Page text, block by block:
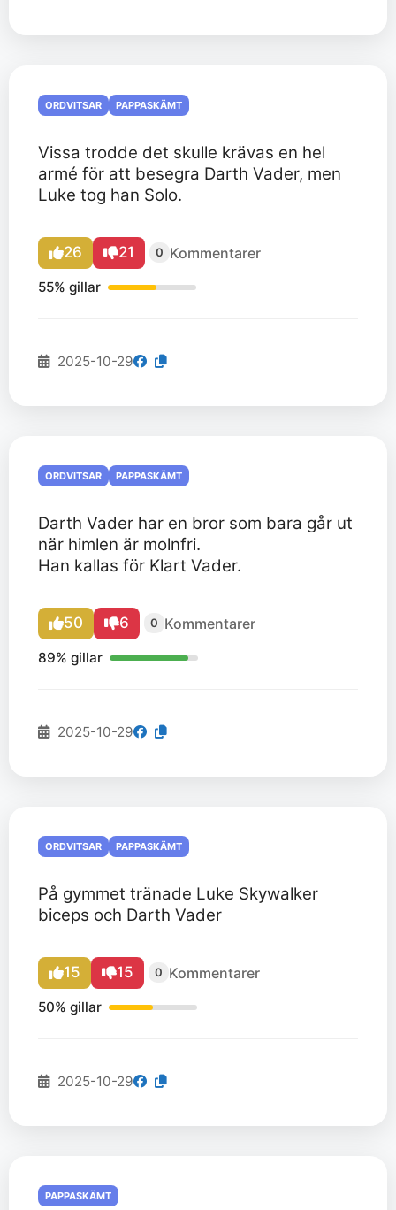
ORDVITSAR PAPPASKÄMT
Vissa trodde det skulle krävas en hel
armé för att besegra Darth Vader, men
Luke tog han Solo.
26 21 0 Kommentarer
55% gillar
2025-10-29
ORDVITSAR PAPPASKÄMT
Darth Vader har en bror som bara går ut
när himlen är molnfri.
Han kallas för Klart Vader.
50 6 0 Kommentarer
89% gillar
2025-10-29
ORDVITSAR PAPPASKÄMT
På gymmet tränade Luke Skywalker
biceps och Darth Vader
15 15 0 Kommentarer
50% gillar
2025-10-29
PAPPASKÄMT